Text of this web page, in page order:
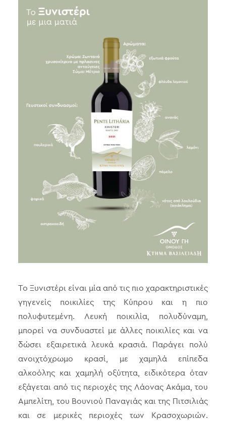
Το Ξυνιστέρι είναι μία από τις πιο χαρακτηριστικές
γηγενείς ποικιλίες της Κύπρου και η πιο
πολυφυτεμένη. Λευκή ποικιλία, πολυδύναμη,
μπορεί να συνδυαστεί με άλλες ποικιλίες και να
δώσει εξαιρετικά λευκά κρασιά. Παράγει πολύ
ανοιχτόχρωμο κρασί, με χαμηλά επίπεδα
αλκοόλης και χαμηλή οξύτητα, ειδικότερα όταν
εξάγεται από τις περιοχές της Λάονας Ακάμα, του
Αμπελίτη, του Βουνιού Παναγιάς και της Πιτσιλιάς
και σε μερικές περιοχές των Κρασοχωριών.